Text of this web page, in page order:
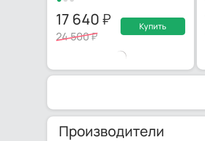
17 640
24 500
Купить
Производители